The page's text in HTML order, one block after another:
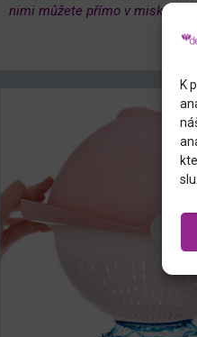
K
nimi můžete přímo v miskách a